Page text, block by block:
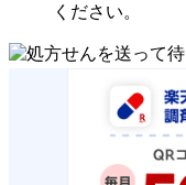
ください。